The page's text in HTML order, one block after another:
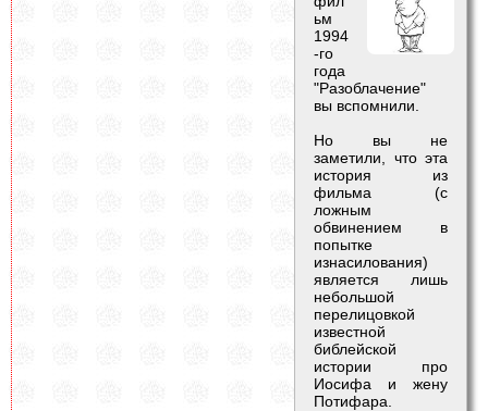
ьм
1994
-го
года
"Разоблачение"
вы вспомнили.
Но вы не
заметили, что эта
история из
фильма (с
ложным
обвинением в
попытке
изнасилования)
является лишь
небольшой
перелицовкой
известной
библейской
истории про
Иосифа и жену
Потифара.